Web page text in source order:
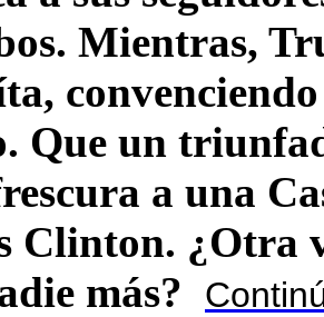
Mientras,
Que un
a una
Clinton. ¿Otra
más?